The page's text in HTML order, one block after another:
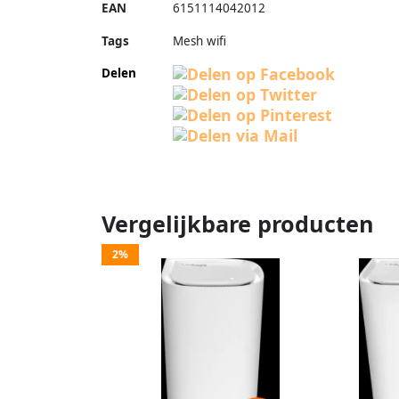
EAN 6151114042012
Tags
Mesh wifi
Delen
Vergelijkbare producten
2%